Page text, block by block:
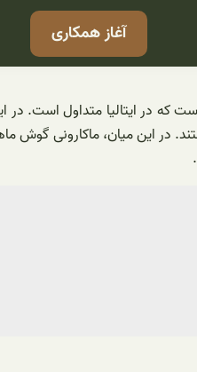
آغاز همکاری
در ایتالیا متداول است. در
در این میان، ماکارونی